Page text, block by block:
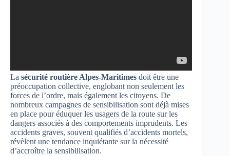
La sécurité routière Alpes-Maritimes doit être une
préoccupation collective, englobant non seulement les
forces de l’ordre, mais également les citoyens. De
nombreux campagnes de sensibilisation sont déjà mises
en place pour éduquer les usagers de la route sur les
dangers associés à des comportements imprudents. Les
accidents graves, souvent qualifiés d’accidents mortels,
révèlent une tendance inquiétante sur la nécessité
d’accroître la sensibilisation.